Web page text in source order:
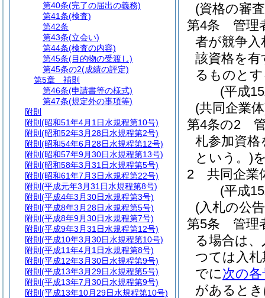
(資格の審
第4条
管理
者が競争
該資格を
るものと
(平成
(共同企業
第4条の2
札参加資
という。)
2
共同企業
(平成
(入札の公
第5条
管理
る場合は
つては入
でに次の各
があると
第40条(完了の届出の義務)
第41条(検査)
第42条
第43条(立会い)
第44条(検査の内容)
第45条(目的物の受渡し)
第45条の2(成績の評定)
第5章
補則
第46条(申請書等の様式)
第47条(規定外の事項等)
附則
附則 (昭和51年4月1日水規程第10号)
附則 (昭和52年3月28日水規程第2号)
附則 (昭和54年6月28日水規程第12号)
附則 (昭和57年9月30日水規程第13号)
附則 (昭和58年3月31日水規程第5号)
附則 (昭和61年7月3日水規程第22号)
附則 (平成元年3月31日水規程第8号)
附則 (平成4年3月30日水規程第3号)
附則 (平成8年3月28日水規程第5号)
附則 (平成8年9月30日水規程第7号)
附則 (平成9年3月31日水規程第12号)
附則 (平成10年3月30日水規程第10号)
附則 (平成11年4月1日水規程第8号)
附則 (平成12年3月30日水規程第9号)
附則 (平成13年3月29日水規程第5号)
附則 (平成13年7月30日水規程第9号)
附則 (平成13年10月29日水規程第10号)